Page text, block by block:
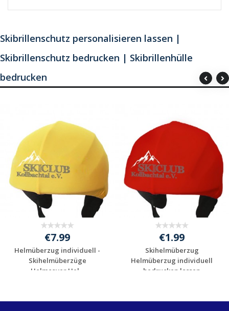
Skibrillenschutz personalisieren lassen |
Skibrillenschutz bedrucken | Skibrillenhülle
bedrucken
€7.99
Helmüberzug individuell -
Skihelmüberzüge
Helmcover Hel...
anfragen
€1.99
Skihelmüberzug
Helmüberzug individuell
bedrucken lassen
anfragen